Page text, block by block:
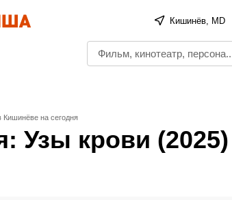
Кишинёв, MD
Кишинёве на сегодня
Узы крови